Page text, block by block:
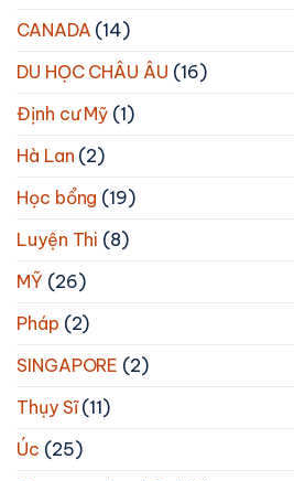
CANADA (14)
DU HỌC CHÂU ÂU (16)
Định cư Mỹ (1)
Hà Lan (2)
Học bổng (19)
Luyện Thi (8)
MỸ (26)
Pháp (2)
SINGAPORE (2)
Thụy Sĩ(11)
Úc (25)